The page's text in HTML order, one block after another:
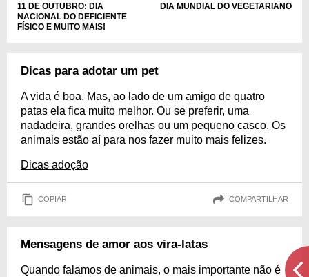
11 DE OUTUBRO: DIA
NACIONAL DO DEFICIENTE
FÍSICO E MUITO MAIS!
DIA MUNDIAL DO VEGETARIANO
Dicas para adotar um pet
A vida é boa. Mas, ao lado de um amigo de quatro
patas ela fica muito melhor. Ou se preferir, uma
nadadeira, grandes orelhas ou um pequeno casco. Os
animais estão aí para nos fazer muito mais felizes.
Dicas adoção
COPIAR COMPARTILHAR
Mensagens de amor aos vira-latas
Quando falamos de animais, o mais importante não é